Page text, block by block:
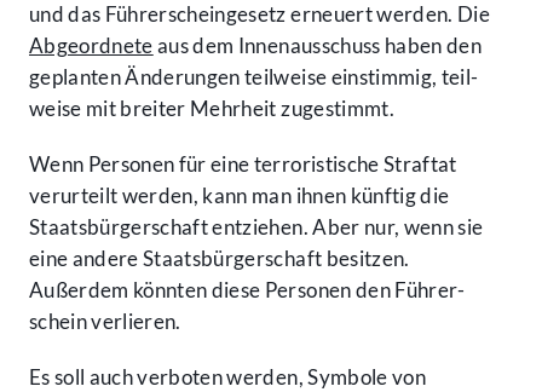
und das Führer­schein­gesetz erneuert werden. Die
Abgeordneteaus dem Innen­ausschuss haben den
geplanten Änderungen teil­weise einstimmig, teil­
weise mit breiter Mehrheit zugestimmt.
Wenn Personen für eine terroristische Straftat
verurteilt werden, kann man ihnen künftig die
Staats­bürger­schaft entziehen. Aber nur, wenn sie
eine andere Staats­bürger­schaft besitzen.
Außerdem könnten diese Personen den Führer­
schein verlieren.
Es soll auch verboten werden, Symbole von